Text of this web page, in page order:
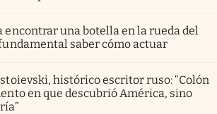
encontrar una botella en la rueda del
saber cómo actuar
histórico escritor ruso: “Colón
en que descubrió América, sino